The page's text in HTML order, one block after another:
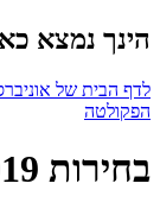
הינך נמצא
לדף הבית של
הפקולטה
בחירות 2019 - משחקי הכס?